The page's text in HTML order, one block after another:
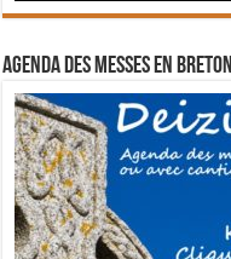
Agenda des messes en breton